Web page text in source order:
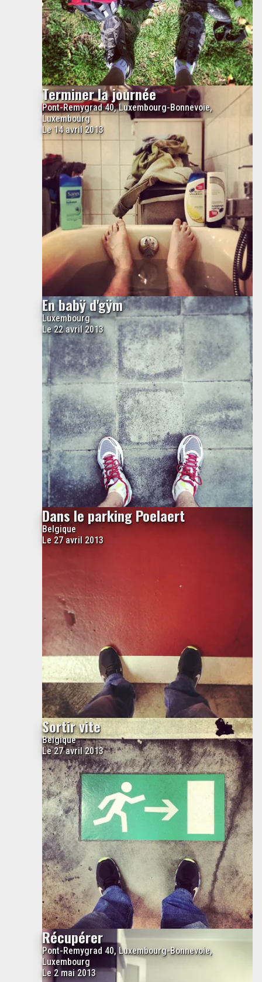
Terminer la journée
Pont-Remygrad 40, Luxembourg-Bonnevoie,
Luxembourg
Le 14 avril 2013
En babÿ d'gÿm
Luxembourg
Le 22 avril 2013
Dans le parking Poelaert
Belgique
Le 27 avril 2013
Sortir vite
Belgique
Le 27 avril 2013
Récupérer
Pont-Remygrad 40, Luxembourg-Bonnevoie,
Luxembourg
Le 2 mai 2013